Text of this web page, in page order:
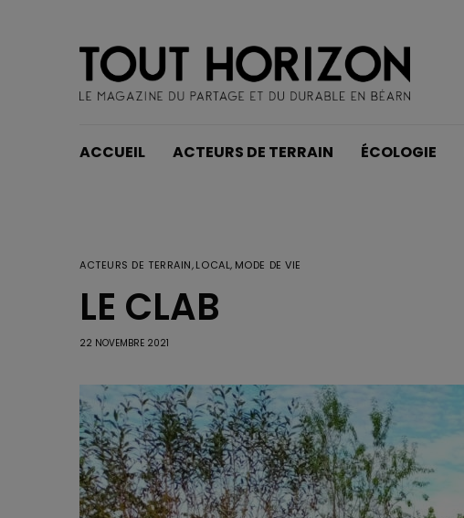
ACCUEIL ACTEURS DE TERRAIN ÉCOLOGIE
ACTEURS DE TERRAIN,LOCAL, MODE DE VIE
LE CLAB
22 NOVEMBRE 2021